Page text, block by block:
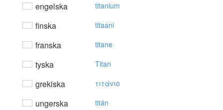
engelska titanium
finska titaani
franska titane
tyska Titan
grekiska τιτάvιo
ungerska titán